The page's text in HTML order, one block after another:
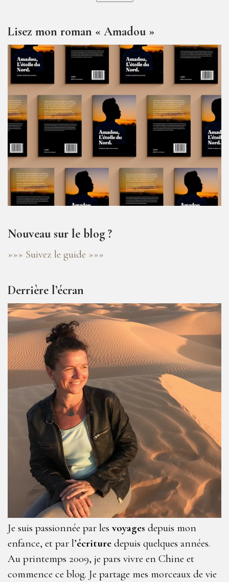
Lisez mon roman « Amadou »
Nouveau sur le blog ?
»»» Suivez le guide »»»
Derrière l’écran
Je suis passionnée par les voyages depuis mon
enfance, et par l’écriture depuis quelques années.
Au printemps 2009, je pars vivre en Chine et
commence ce blog. Je partage mes morceaux de vie